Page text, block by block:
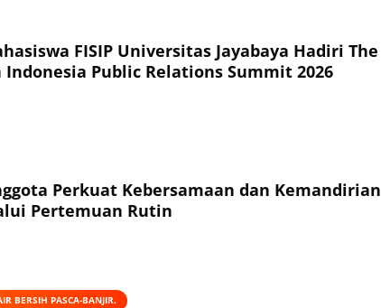
FISIP Universitas Jayabaya Hadiri The
Public Relations Summit 2026
Perkuat Kebersamaan dan Kemandirian
Pertemuan Rutin
BERSIH PASCA-BANJIR.